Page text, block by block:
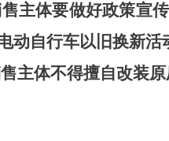
主体要做好政策宣
动自行车以旧换新活
主体不得擅自改装